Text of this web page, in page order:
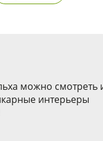
можно смотреть
интерьеры